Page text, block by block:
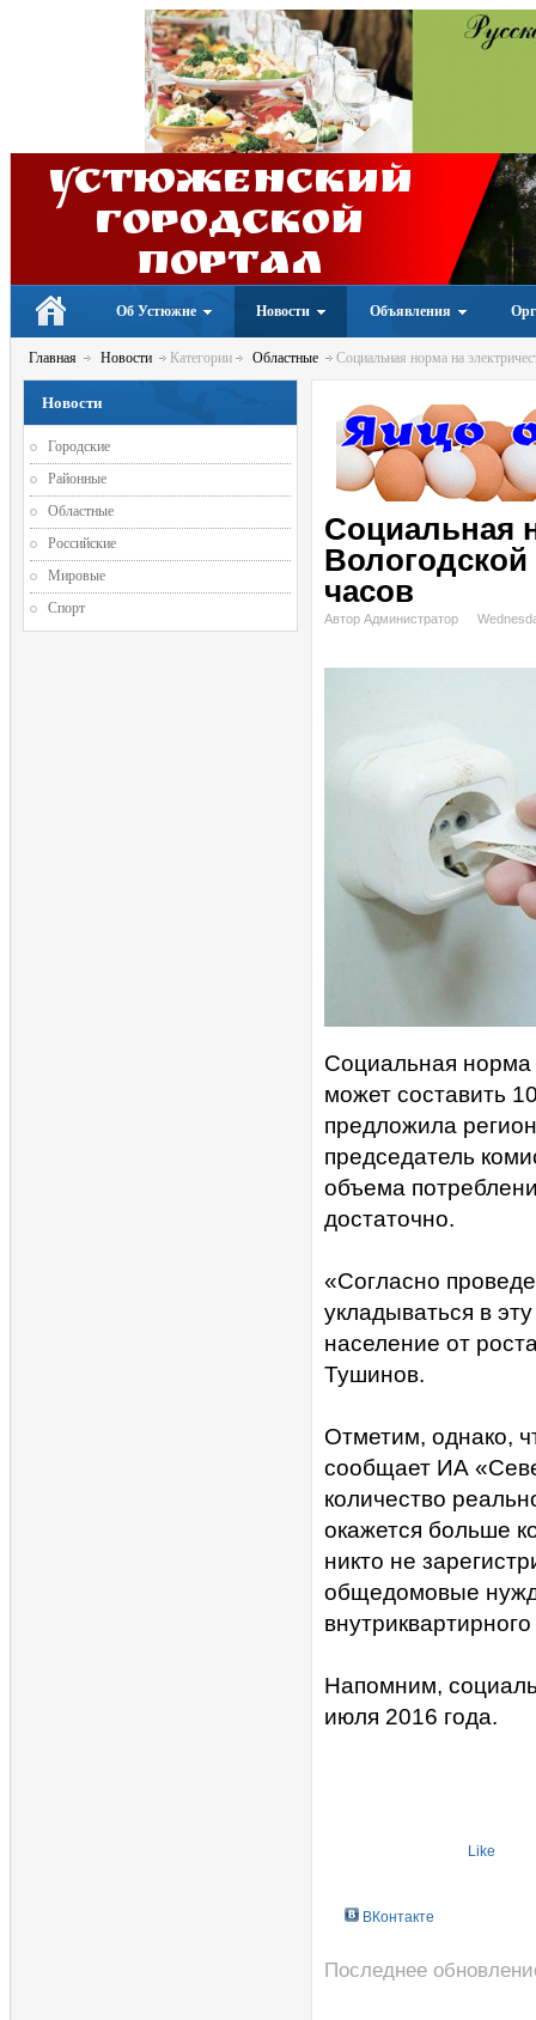
Устюженский
Городской
портал
Об Устюжне Новости Объявления
Главная Новости Категории Областные Социальная норма на
Социальная
Вологодской
часов
Автор Администратор
Социальная норма
может составить
предложила
председатель
объема
достаточно.
«Согласно
укладываться в
население от
Тушинов.
Отметим, однако,
сообщает ИА
количество
окажется больше
никто не
общедомовые
Напомним,
июля 2016 года.
Like
ВКонтакте
Последнее
Новости
Городские
Районные
Областные
Российские
Мировые
Спорт